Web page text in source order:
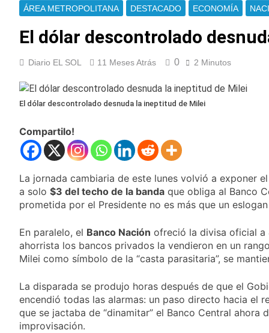
Libertadores!
Aldo Sessa, una vida
detrás de la cámara:
convirtió la mirada en
5 Horas Atrás
Messi sigue en
muerte de su padre y
cuándo volverá a
Miami
Identificaron al
policía de civil que
habría disparado
Congreso
6 Horas Atrás
justifique su
patrimonio en una
enriquecimiento
ilícito
6 Horas Atrás
Alerta por frío
extremo en Buenos
Aires: cómo estará el
tiempo este lunes y
cuándo comenzará a
7 Horas Atrás
Quilmes: detuvieron a
una mujer por
droga a una cárcel
escondida en la ropa
de su hija
18 Horas Atrás
El peronismo
recupera aire en el
Senado frente a los
20 Horas Atrás
Una camioneta de
mudanzas casi cae al
arroyo en Bernal
Oeste
20 Horas Atrás
Secuestraron 11
ÁREA METROPOLITANA DESTACADO ECONOMÍA
El dólar descontrolado
Diario EL SOL 11 Meses Atrás 0 2 Minutos
El dólar descontrolado desnuda la ineptitud de Milei
Compartilo!
La jornada cambiaria de este lunes volvió a exponer
a solo $3 del techo de la banda que obliga al Banco
prometida por el Presidente no es más que un
En paralelo, el Banco Nación ofreció la divisa oficial a
ahorrista los bancos privados la vendieron en un
Milei como símbolo de la “casta parasitaria”, se
La disparada se produjo horas después de que el
encendió todas las alarmas: un paso directo hacia el
que se jactaba de “dinamitar” el Banco Central
improvisación.